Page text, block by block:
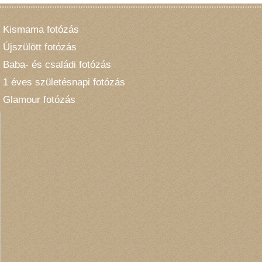
Kismama fotózás
Újszülött fotózás
Baba- és családi fotózás
1 éves születésnapi fotózás
Glamour fotózás